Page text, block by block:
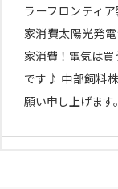
ラーフロンティ
家消費太陽光発
家消費！電気は
です♪ 中部飼料
願い申し上げます